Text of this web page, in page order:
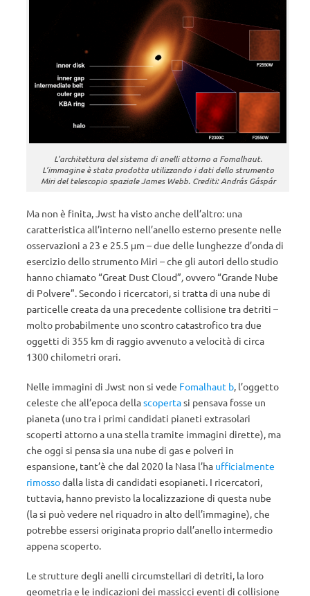
L’architettura del sistema di anelli attorno a Fomalhaut.
L’immagine è stata prodotta utilizzando i dati dello strumento
Miri del telescopio spaziale James Webb. Crediti: András Gáspár
Ma non è finita, Jwst ha visto anche dell’altro: una
caratteristica all’interno nell’anello esterno presente nelle
osservazioni a 23 e 25.5 μm – due delle lunghezze d’onda di
esercizio dello strumento Miri – che gli autori dello studio
hanno chiamato “Great Dust Cloud”,ovvero “Grande Nube
di Polvere”. Secondo i ricercatori, si tratta di una nube di
particelle creata da una precedente collisione tra detriti –
molto probabilmente uno scontro catastrofico tra due
oggetti di 355 km di raggio avvenuto a velocità di circa
1300 chilometri orari.
Nelle immagini di Jwst non si vede Fomalhaut b, l’oggetto
celeste che all’epoca dellascopertasi pensava fosse un
pianeta (uno tra i primi candidati pianeti extrasolari
scoperti attorno a una stella tramite immagini dirette), ma
che oggi si pensa sia una nube di gas e polveri in
espansione, tant’è che dal 2020 la Nasa l’ha ufficialmente
rimossodalla lista di candidati esopianeti. I ricercatori,
tuttavia, hanno previsto la localizzazione di questa nube
(la si può vedere nel riquadro in alto dell’immagine), che
potrebbe essersi originata proprio dall’anello intermedio
appena scoperto.
Le strutture degli anelli circumstellari di detriti, la loro
geometria e le indicazioni dei massicci eventi di collisione